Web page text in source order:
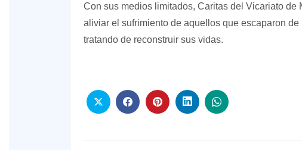
Con sus medios limitados, Caritas del Vicariato
aliviar el sufrimiento de aquellos que escaparon
tratando de reconstruir sus vidas.